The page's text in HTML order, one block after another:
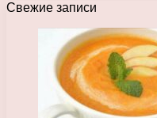
Свежие записи